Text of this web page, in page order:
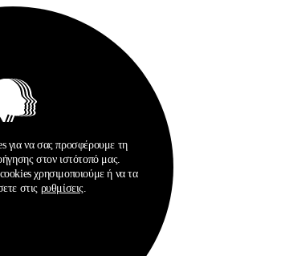
για να σας προσφέρουμε τη
στον ιστότοπό μας.
χρησιμοποιούμε ή να τα
στις ρυθμίσεις.